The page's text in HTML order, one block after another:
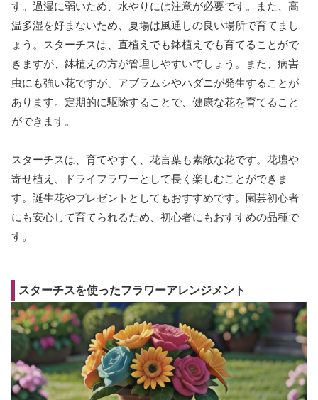
す。過湿に弱いため、水やりには注意が必要です。また、高
温多湿を好まないため、夏場は風通しの良い場所で育てまし
ょう。スターチスは、直植えでも鉢植えでも育てることがで
きますが、鉢植えの方が管理しやすいでしょう。また、病害
虫にも強い花ですが、アブラムシやハダニが発生することが
あります。定期的に駆除することで、健康な花を育てること
ができます。
スターチスは、育てやすく、花言葉も素敵な花です。花壇や
寄せ植え、ドライフラワーとして長く楽しむことができま
す。誕生花やプレゼントとしてもおすすめです。園芸初心者
にも安心して育てられるため、初心者にもおすすめの品種で
す。
スターチスを使ったフラワーアレンジメント